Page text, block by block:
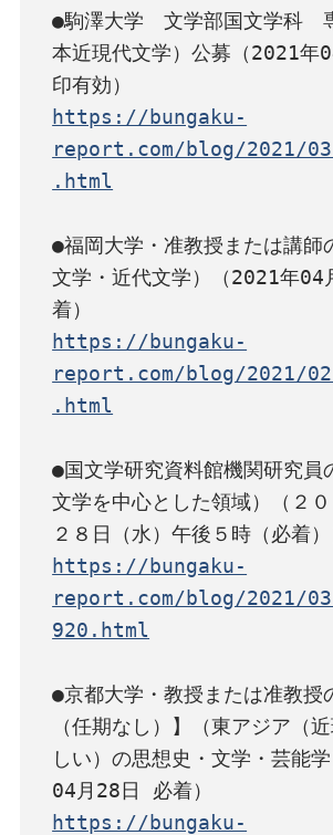
●駒澤大学　文学部国文学科　
本近現代文学）公募（2021年
https://bungaku-
report.com/blog/2021/
.html
●福岡大学・准教授または講師
文学・近代文学）（2021年
https://bungaku-
report.com/blog/2021/
.html
●国文学研究資料館機関研究員
文学を中心とした領域）（２
https://bungaku-
report.com/blog/2021/
920.html
●京都大学・教授または准教授
（任期なし）】（東アジア（
しい）の思想史・文学・芸能
https://bungaku-